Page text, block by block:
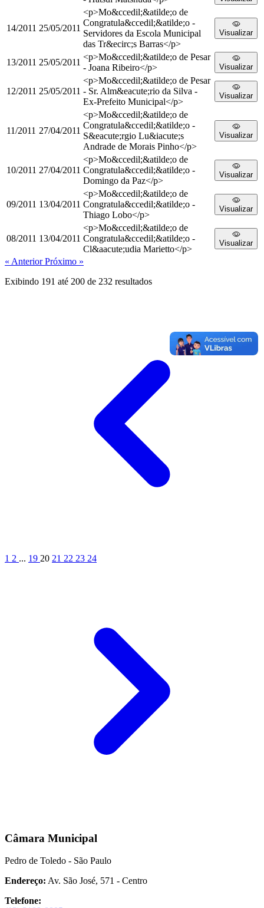
14/2011 25/05/2011
<p>Mo&ccedil;&atilde;o de
Congratula&ccedil;&atilde;o -
Servidores da Escola Municipal
das Tr&ecirc;s Barras</p>
Visualizar
13/2011 25/05/2011
<p>Mo&ccedil;&atilde;o de Pesar
- Joana Ribeiro</p>
Visualizar
12/2011 25/05/2011
<p>Mo&ccedil;&atilde;o de Pesar
- Sr. Alm&eacute;rio da Silva -
Ex-Prefeito Municipal</p>
Visualizar
11/2011 27/04/2011
<p>Mo&ccedil;&atilde;o de
Congratula&ccedil;&atilde;o -
S&eacute;rgio Lu&iacute;s
Andrade de Morais Pinho</p>
Visualizar
10/2011 27/04/2011
<p>Mo&ccedil;&atilde;o de
Congratula&ccedil;&atilde;o -
Domingo da Paz</p>
Visualizar
09/2011 13/04/2011
<p>Mo&ccedil;&atilde;o de
Congratula&ccedil;&atilde;o -
Thiago Lobo</p>
Visualizar
08/2011 13/04/2011
<p>Mo&ccedil;&atilde;o de
Congratula&ccedil;&atilde;o -
Cl&aacute;udia Marietto</p>
Visualizar
« AnteriorPróximo »
Exibindo 191 até 200 de 232 resultados
1 2 ... 19 20 21 22 23 24
Câmara Municipal
Pedro de Toledo - São Paulo
Endereço: Av. São José, 571 - Centro
Telefone: